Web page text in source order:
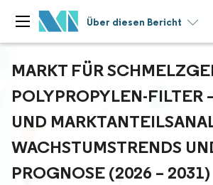
Über diesen Bericht
MARKT FÜR
POLYPROPYLEN-FILTER –
ND
ACHSTUMSTRENDS UND
ROGNOSE (2026 – 2031)